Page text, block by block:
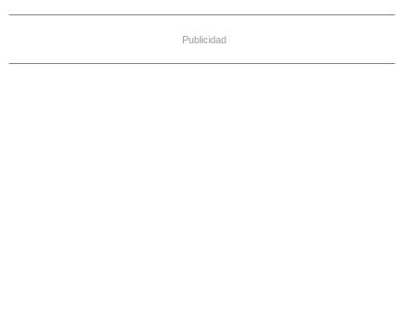
Publicidad